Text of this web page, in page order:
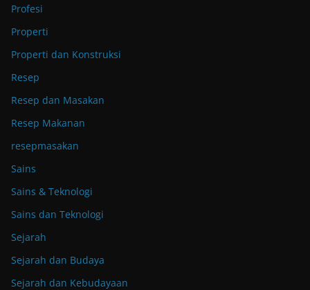
Profesi
Properti
Properti dan Konstruksi
Resep
Resep dan Masakan
Resep Makanan
resepmasakan
Sains
Sains & Teknologi
Sains dan Teknologi
Sejarah
Sejarah dan Budaya
Sejarah dan Kebudayaan